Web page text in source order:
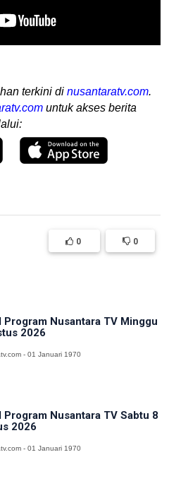
terkini di nusantaratv.com.
untuk akses berita
0 0
Program Nusantara TV Minggu
2026
- 01 Januari 1970
Program Nusantara TV Sabtu 8
2026
- 01 Januari 1970